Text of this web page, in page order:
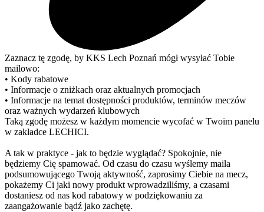
Zaznacz tę zgodę, by KKS Lech Poznań mógł wysyłać Tobie
mailowo:
• Kody rabatowe
• Informacje o zniżkach oraz aktualnych promocjach
• Informacje na temat dostępności produktów, terminów meczów
oraz ważnych wydarzeń klubowych
Taką zgodę możesz w każdym momencie wycofać w Twoim panelu
w zakładce LECHICI.
A tak w praktyce - jak to będzie wyglądać? Spokojnie, nie
będziemy Cię spamować. Od czasu do czasu wyślemy maila
podsumowującego Twoją aktywność, zaprosimy Ciebie na mecz,
pokażemy Ci jaki nowy produkt wprowadziliśmy, a czasami
dostaniesz od nas kod rabatowy w podziękowaniu za
zaangażowanie bądź jako zachętę.